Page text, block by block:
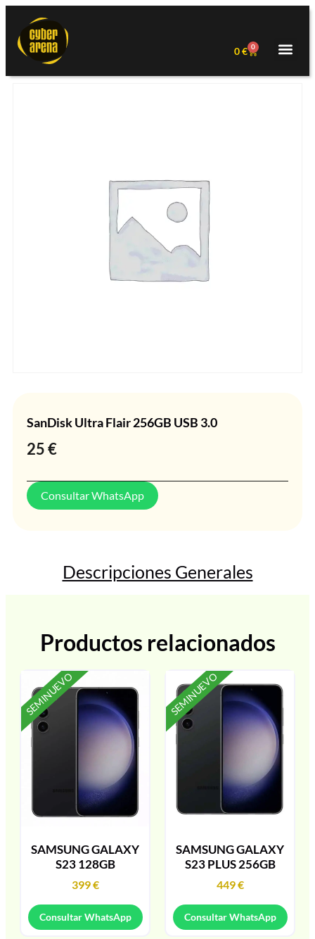
0€ 0
SanDisk Ultra Flair 256GB USB 3.0
25€
Consultar WhatsApp
Descripciones Generales
Productos relacionados
SEMINUEVO
SAMSUNG GALAXY
S23 128GB
399€
Consultar WhatsApp
SEMINUEVO
SAMSUNG GALAXY
S23 PLUS 256GB
449€
Consultar WhatsApp